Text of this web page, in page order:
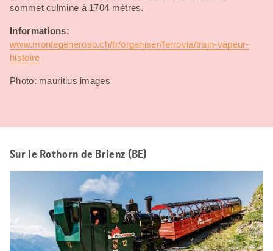
sommet culmine à 1704 mètres.
Informations:
www.montegeneroso.ch/fr/organiser/ferrovia/train-vapeur-
histoire
Photo: mauritius images
Sur le Rothorn de Brienz (BE)